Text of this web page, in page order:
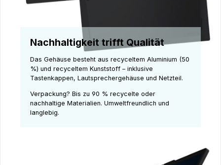
Nachhaltigkeit trifft Qualität
Das Gehäuse besteht aus recyceltem Aluminium (50
%) und recyceltem Kunststoff – inklusive
Tastenkappen, Lautsprechergehäuse und Netzteil.
Verpackung? Bis zu 90 % recycelte oder
nachhaltige Materialien. Umweltfreundlich und
langlebig.